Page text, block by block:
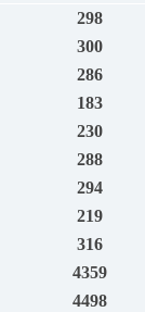
298
300
286
183
230
288
294
219
316
4359
4498